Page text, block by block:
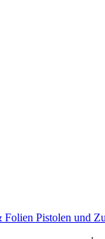
Folien Pistolen und